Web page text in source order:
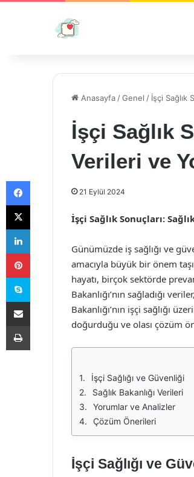
Anasayfa /Genel / İşçi Sağlık
İşçi Sağlık
Verileri ve
21 Eylül 2024
İşçi Sağlık Sonuçları:
Günümüzde iş sağlığı ve
amacıyla büyük bir önem
hayatı, birçok sektörde
Bakanlığı’nın sağladığı
Bakanlığı’nın işçi sağlığı
doğurduğu ve olası çözüm
İşçi Sağlığı ve Güvenliği
Sağlık Bakanlığı Verileri
Yorumlar ve Analizler
Çözüm Önerileri
İşçi Sağlığı ve
Facebook
X
LinkedIn
Pinterest
Skype
E-Posta ile paylaş